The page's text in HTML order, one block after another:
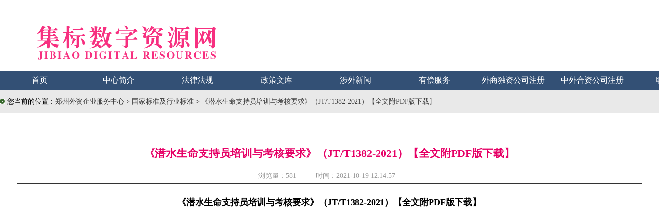
首页 中心简介 法律法规 政策文库 涉外新闻 有偿服务 外商独资公司注册 中外合资公司注册
您当前的位置： 郑州外资企业服务中心 > 国家标准及行业标准 > 《潜水生命支持员培训与考核要求》（JT/T1382-2021）【全文附PDF版下载】
《潜水生命支持员培训与考核要求》（JT/T1382-2021）【全文附PDF版下载】
浏览量： 581 时间：2021-10-19 12:14:57
《潜水生命支持员培训与考核要求》（JT/T1382-2021）【全文附PDF版下载】